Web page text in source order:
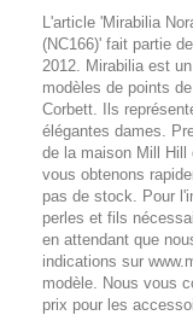
L'article 'Mirabilia
(NC166)' fait partie
2012. Mirabilia est
modèles de points
Corbett. Ils
élégantes dames.
de la maison Mill Hill
vous obtenons
pas de stock. Pour
perles et fils
en attendant que
indications sur
modèle. Nous vous
prix pour les